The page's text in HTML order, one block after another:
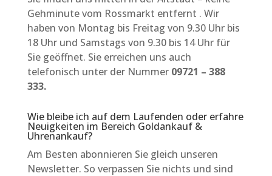
Gehminute vom Rossmarkt entfernt . Wir
haben von Montag bis Freitag von 9.30 Uhr bis
18 Uhr und Samstags von 9.30 bis 14 Uhr für
Sie geöffnet. Sie erreichen uns auch
telefonisch unter der Nummer 09721 – 388
333.
Wie bleibe ich auf dem Laufenden oder erfahre
Neuigkeiten im Bereich Goldankauf &
Uhrenankauf?
Am Besten abonnieren Sie gleich unseren
Newsletter. So verpassen Sie nichts und sind